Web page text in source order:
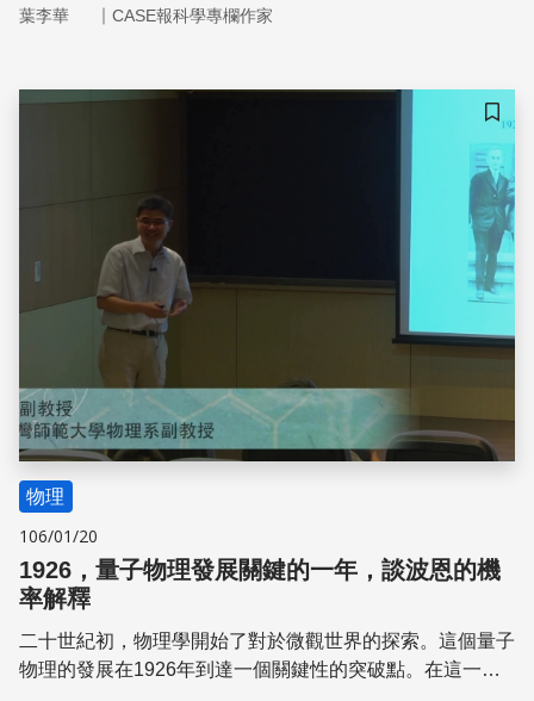
葉李華 ｜ CASE報科學專欄作家
儲存
物理
106/01/20
1926，量子物理發展關鍵的一年，談波恩的機
率解釋
二十世紀初，物理學開始了對於微觀世界的探索。這個量子
物理的發展在1926年到達一個關鍵性的突破點。在這一